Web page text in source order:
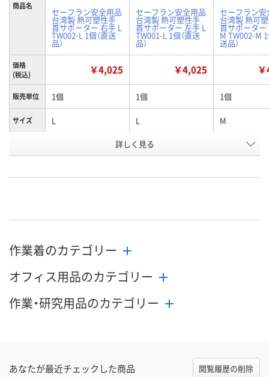
商品名
セーフラン安全用品
台湾製 熱可塑性手
首サポーター 右手 L
TW002-L 1個（直送
品）
セーフラン安全用品
台湾製 熱可塑性手
首サポーター 左手 L
TW001-L 1個（直送
品）
セーフラン
台湾製 熱可
首サポーター
M TW002-M 1
送品）
価格
(税込)
￥4,025 ￥4,025
販売単位 1個 1個 1個
サイズ L L M
左手
号
お届け日 8月26日（水）まで 8月26日（水）まで 8月26日（水）
数量
カゴへ カゴへ
詳しく見る
作業着のカテゴリー
オフィス用品のカテゴリー
作業・研究用品のカテゴリー
あなたが最近チェックした商品 閲覧履歴の削除